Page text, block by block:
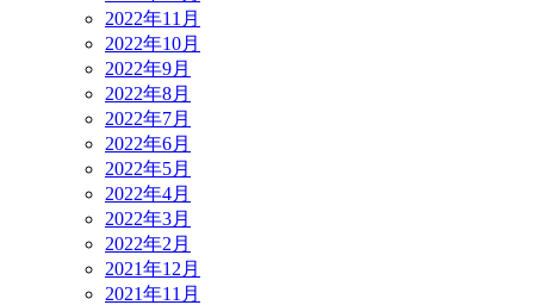
2022年11月
2022年10月
2022年9月
2022年8月
2022年7月
2022年6月
2022年5月
2022年4月
2022年3月
2022年2月
2021年12月
2021年11月